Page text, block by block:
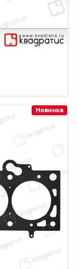
Новинка